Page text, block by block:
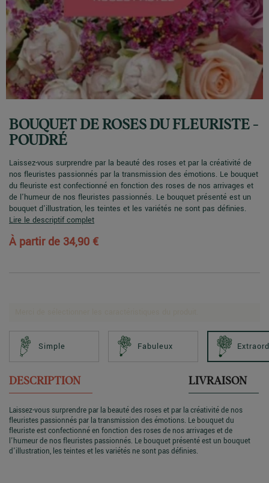
BOUQUET DE ROSES DU FLEURISTE -
POUDRÉ
Laissez-vous surprendre par la beauté des roses et par la créativité de
nos fleuristes passionnés par la transmission des émotions. Le bouquet
du fleuriste est confectionné en fonction des roses de nos arrivages et
de l'humeur de nos fleuristes passionnés. Le bouquet présenté est un
bouquet d'illustration, les teintes et les variétés ne sont pas définies.
Lire le descriptif complet
À partir de 34,90 €
Simple Fabuleux
DESCRIPTION LIVRAISON
Laissez-vous surprendre par la beauté des roses et par la créativité de nos
fleuristes passionnés par la transmission des émotions. Le bouquet du
fleuriste est confectionné en fonction des roses de nos arrivages et de
l'humeur de nos fleuristes passionnés. Le bouquet présenté est un bouquet
d'illustration, les teintes et les variétés ne sont pas définies.